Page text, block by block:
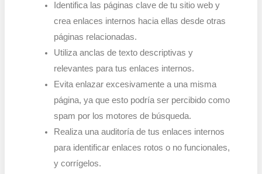
Identifica las páginas clave de tu sitio web y
crea enlaces internos hacia ellas desde otras
páginas relacionadas.
Utiliza anclas de texto descriptivas y
relevantes para tus enlaces internos.
Evita enlazar excesivamente a una misma
página, ya que esto podría ser percibido como
spam por los motores de búsqueda.
Realiza una auditoría de tus enlaces internos
para identificar enlaces rotos o no funcionales,
y corrígelos.